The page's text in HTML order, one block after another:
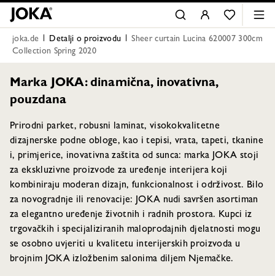
joka.de Detalji o proizvodu
Sheer curtain Lucina 620007 300cm
Collection Spring 2020
Marka JOKA: dinamična, inovativna,
pouzdana
Prirodni parket, robusni laminat, visokokvalitetne
dizajnerske podne obloge, kao i tepisi, vrata, tapeti, tkanine
i, primjerice, inovativna zaštita od sunca: marka JOKA stoji
za ekskluzivne proizvode za uređenje interijera koji
kombiniraju moderan dizajn, funkcionalnost i održivost. Bilo
za novogradnje ili renovacije: JOKA nudi savršen asortiman
za elegantno uređenje životnih i radnih prostora. Kupci iz
trgovačkih i specijaliziranih maloprodajnih djelatnosti mogu
se osobno uvjeriti u kvalitetu interijerskih proizvoda u
brojnim JOKA izložbenim salonima diljem Njemačke.